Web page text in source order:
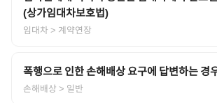
(상가임대차보호법)
임대차> 계약연장
폭행으로 인한 손해배상 요구에 답변하는 경
손해배상 > 일반